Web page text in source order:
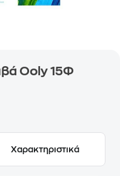
Ooly 15Φ
Χαρακτηριστικά